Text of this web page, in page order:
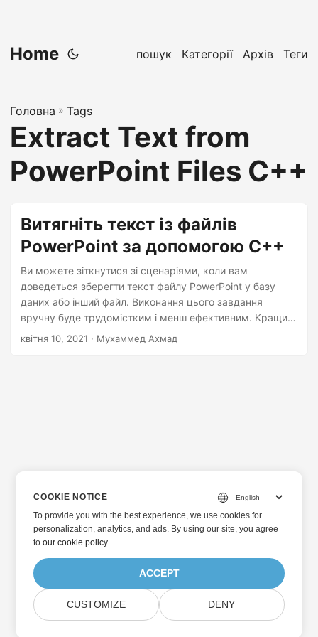
Home пошук Категорії Архів Теги
Головна » Tags
Extract Text from
PowerPoint Files C++
Витягніть текст із файлів
PowerPoint за допомогою C++
Ви можете зіткнутися зі сценаріями, коли вам
доведеться зберегти текст файлу PowerPoint у базу
даних або інший файл. Виконання цього завдання
вручну буде трудомістким і менш ефективним. Кращим
способом було б зробити вилучення програмним
квітня 10, 2021 · Мухаммед Ахмад
COOKIE NOTICE
To provide you with the best experience, we use cookies for
personalization, analytics, and ads. By using our site, you agree
toour cookie policy.
ACCEPT
CUSTOMIZE DENY